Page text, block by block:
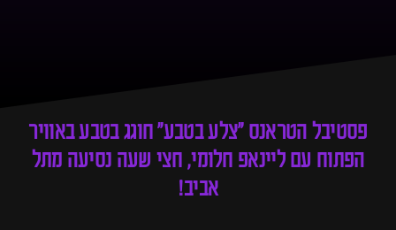
פסטיבל הטראנס ״צלע בטבע״ חוגג בטבע באוויר
הפתוח עם ליינאפ חלומי, חצי שעה נסיעה מתל
אביב!